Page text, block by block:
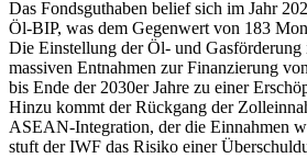
Das Fondsguthaben belief sich im Jahr
Öl-BIP, was dem Gegenwert von 183
Die Einstellung der Öl- und
massiven Entnahmen zur Finanzierung
bis Ende der 2030er Jahre zu einer
Hinzu kommt der Rückgang der
ASEAN-Integration, der die Einnahmen
stuft der IWF das Risiko einer